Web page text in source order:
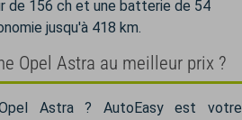
de 156 ch et une batterie de 54
jusqu'à 418 km.
Opel Astra au meilleur prix ?
Astra ? AutoEasy est votre